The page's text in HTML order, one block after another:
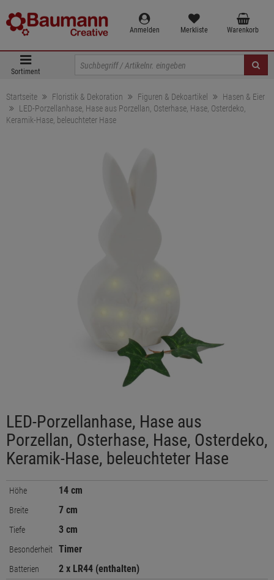
Anmelden Merkliste Warenkorb
Sortiment
Startseite Floristik & Dekoration Figuren & Dekoartikel
Hasen & Eier
LED-Porzellanhase, Hase aus Porzellan, Osterhase, Hase, Osterdeko,
Keramik-Hase, beleuchteter Hase
LED-Porzellanhase, Hase aus
Porzellan, Osterhase, Hase, Osterdeko,
Keramik-Hase, beleuchteter Hase
Höhe 14 cm
Breite 7 cm
Tiefe 3 cm
Besonderheit Timer
Batterien 2 x LR44 (enthalten)